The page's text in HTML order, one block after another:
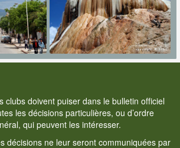
clubs doivent puiser dans le bulletin officiel
les décisions particulières, ou d’ordre
qui peuvent les intéresser.
décisions ne leur seront communiquées par